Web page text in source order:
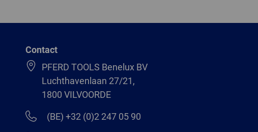
Contact
PFERD TOOLS Benelux BV
Luchthavenlaan 27/21,
1800 VILVOORDE
(BE) +32 (0)2 247 05 90